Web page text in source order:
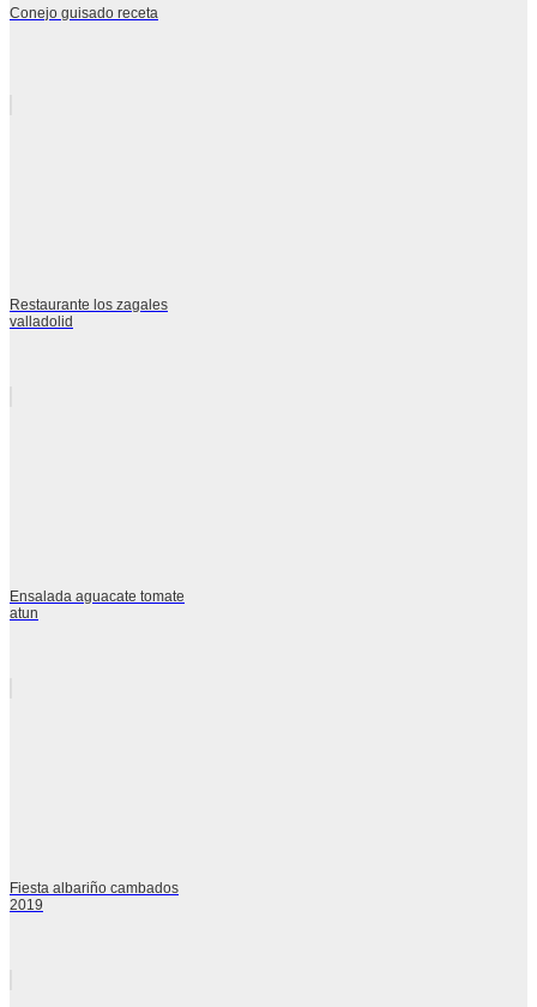
Conejo guisado receta
Restaurante los zagales
valladolid
Ensalada aguacate tomate
atun
Fiesta albariño cambados
2019